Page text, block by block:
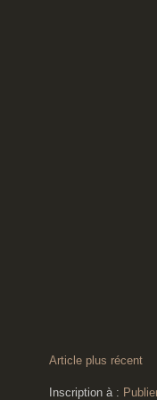
Article plus récent
Inscription à :